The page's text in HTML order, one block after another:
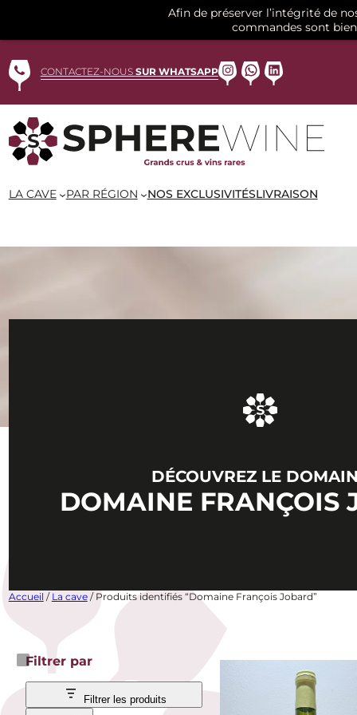
au
contenuCONTACTEZ-NOUS SUR WHATSAPPInstagram
WhatsApp
LinkedIn
LA CAVE PAR RÉGION NOS EXCLUSIVITÉSLIVRAISON
DÉCOUVREZ LE
DOMAINE FRANÇOIS
Accueil / La cave/ Produits identifiés “Domaine François Jobard”
Filtrer par
Filtrer les produits
Afin de préserver l’intégrité de
commandes sont